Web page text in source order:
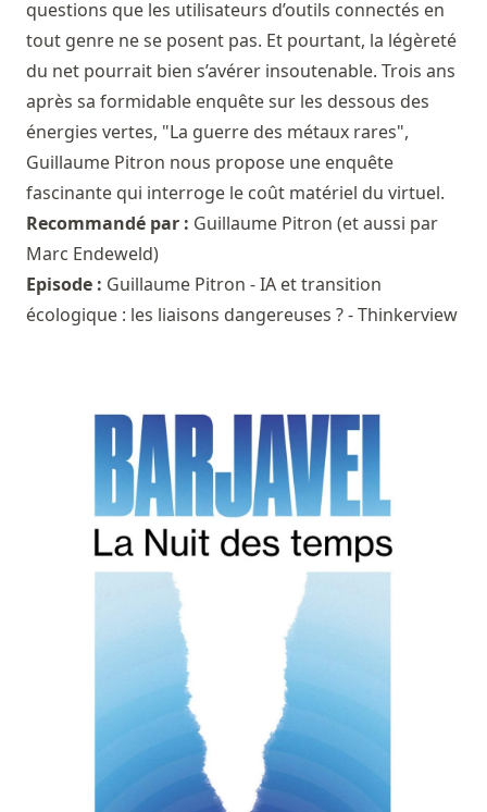
questions que les utilisateurs d’outils connectés en
tout genre ne se posent pas. Et pourtant, la légèreté
du net pourrait bien s’avérer insoutenable. Trois ans
après sa formidable enquête sur les dessous des
énergies vertes, "La guerre des métaux rares",
Guillaume Pitron nous propose une enquête
fascinante qui interroge le coût matériel du virtuel.
Recommandé par : Guillaume Pitron (et aussi par
Marc Endeweld)
Episode : Guillaume Pitron - IA et transition
écologique : les liaisons dangereuses ? - Thinkerview